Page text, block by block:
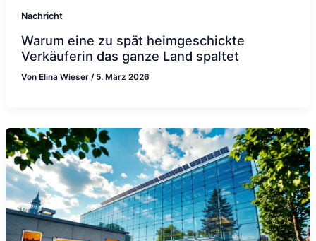
Nachricht
Warum eine zu spät heimgeschickte
Verkäuferin das ganze Land spaltet
Von Elina Wieser / 5. März 2026